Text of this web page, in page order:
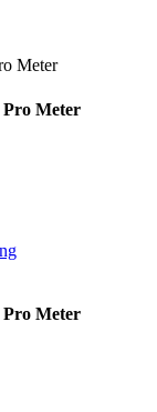
Meter
Pro Meter
Pro Meter